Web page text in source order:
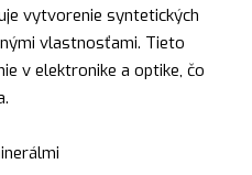
vytvorenie syntetických
vlastnosťami. Tieto
v elektronike a optike, čo